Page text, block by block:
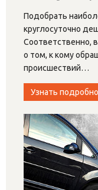
Подобрать
круглосуточно
Соответственно,
о том, к кому
происшествий…
Узнать